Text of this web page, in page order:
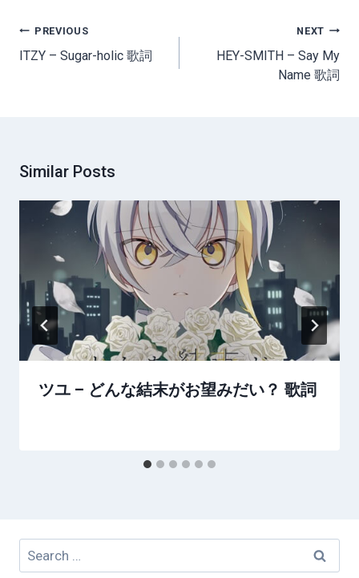
Post
navigation
PREVIOUS
ITZY – Sugar-holic 歌詞
NEXT
HEY-SMITH – Say My
Name 歌詞
Similar Posts
ツユ – どんな結末がお望みだい？ 歌詞
Search